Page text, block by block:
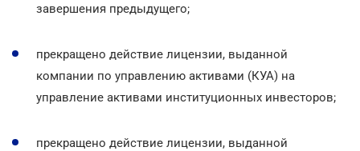
завершения предыдущего;
прекращено действие лицензии, выданной
компании по управлению активами (КУА) на
управление активами институционных инвесторов;
прекращено действие лицензии, выданной